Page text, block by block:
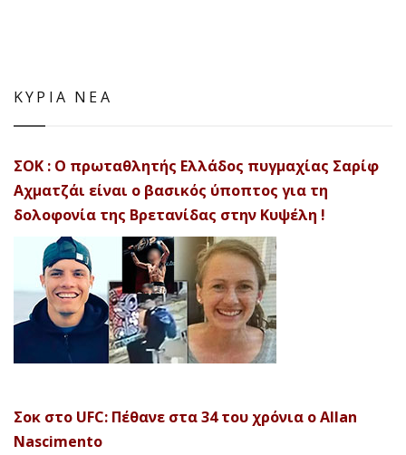
ΚΥΡΙΑ ΝΕΑ
ΣΟΚ : Ο πρωταθλητής Ελλάδος πυγμαχίας Σαρίφ
Αχματζάι είναι ο βασικός ύποπτος για τη
δολοφονία της Βρετανίδας στην Κυψέλη !
Σοκ στο UFC: Πέθανε στα 34 του χρόνια ο Allan
Nascimento